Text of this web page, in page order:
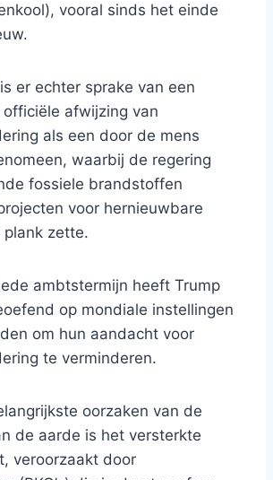
vooral sinds het einde
er echter sprake van een
afwijzing van
als een door de mens
waarbij de regering
fossiele brandstoffen
voor hernieuwbare
plank zette.
ambtstermijn heeft Trump
op mondiale instellingen
om hun aandacht voor
te verminderen.
oorzaken van de
de aarde is het versterkte
veroorzaakt door